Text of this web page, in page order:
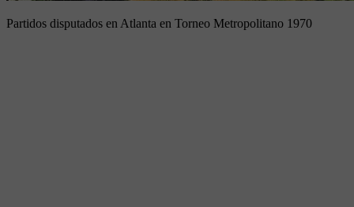
Partidos disputados en Atlanta en Torneo Metropolitano 1970